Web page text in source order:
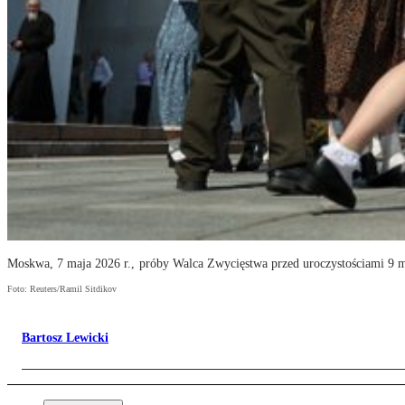
Moskwa, 7 maja 2026 r., próby Walca Zwycięstwa przed uroczystościami 9
Foto: Reuters/Ramil Sitdikov
Bartosz Lewicki